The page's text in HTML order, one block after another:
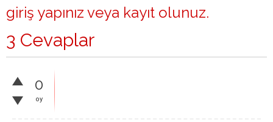
giriş yapınız veya kayıt olunuz.
3 Cevaplar
0
oy